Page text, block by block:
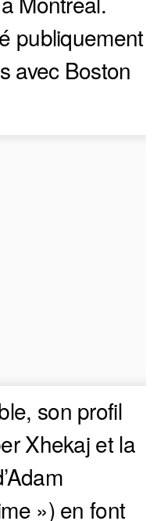
publiquement
avec Boston
son profil
Xhekaj et la
») en font